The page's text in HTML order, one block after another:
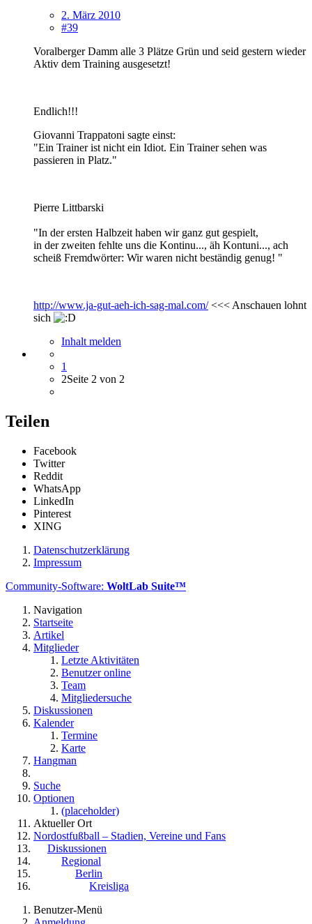
2. März 2010
#39
Voralberger Damm alle 3 Plätze Grün und seid gestern wieder
Aktiv dem Training ausgesetzt!
Endlich!!!
Giovanni Trappatoni sagte einst:
"Ein Trainer ist nicht ein Idiot. Ein Trainer sehen was
passieren in Platz."
Pierre Littbarski
"In der ersten Halbzeit haben wir ganz gut gespielt,
in der zweiten fehlte uns die Kontinu..., äh Kontuni..., ach
scheiß Fremdwörter: Wir waren nicht beständig genug! "
http://www.ja-gut-aeh-ich-sag-mal.com/<<< Anschauen lohnt
sich
Inhalt melden
1
2Seite 2 von 2
Teilen
Facebook
Twitter
Reddit
WhatsApp
LinkedIn
Pinterest
XING
Datenschutzerklärung
Impressum
Community-Software: WoltLab Suite™
Navigation
Startseite
Artikel
Mitglieder
Letzte Aktivitäten
Benutzer online
Team
Mitgliedersuche
Diskussionen
Kalender
Termine
Karte
Hangman
Suche
Optionen
(placeholder)
Aktueller Ort
Nordostfußball – Stadien, Vereine und Fans
Diskussionen
Regional
Berlin
Kreisliga
Benutzer-Menü